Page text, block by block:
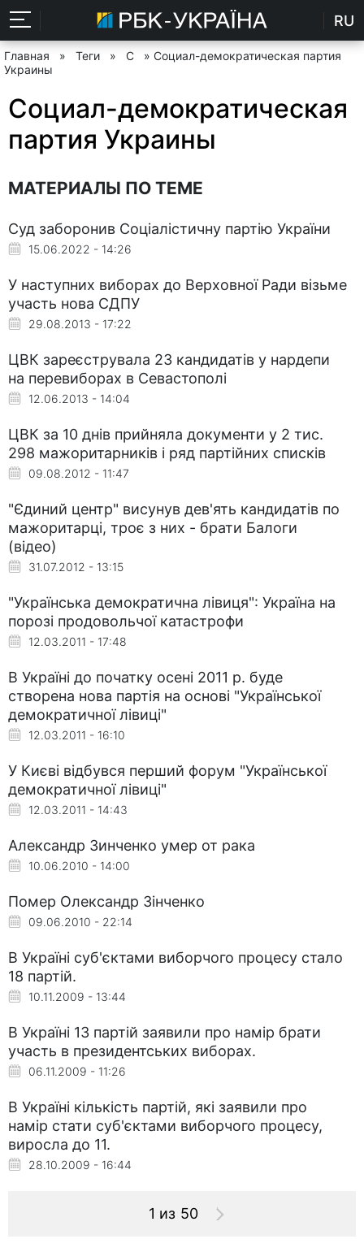
RU
Главная » Теги » С
» Социал-демократическая партия
Украины
Социал-демократическая
партия Украины
МАТЕРИАЛЫ ПО ТЕМЕ
Суд заборонив Соціалістичну партію України
15.06.2022 - 14:26
У наступних виборах до Верховної Ради візьме
участь нова СДПУ
29.08.2013 - 17:22
ЦВК зареєструвала 23 кандидатів у нардепи
на перевиборах в Севастополі
12.06.2013 - 14:04
ЦВК за 10 днів прийняла документи у 2 тис.
298 мажоритарників і ряд партійних списків
09.08.2012 - 11:47
"Єдиний центр" висунув дев'ять кандидатів по
мажоритарці, троє з них - брати Балоги
(відео)
31.07.2012 - 13:15
"Українська демократична лівиця": Україна на
порозі продовольчої катастрофи
12.03.2011 - 17:48
В Україні до початку осені 2011 р. буде
створена нова партія на основі "Української
демократичної лівиці"
12.03.2011 - 16:10
У Києві відбувся перший форум "Української
демократичної лівиці"
12.03.2011 - 14:43
Александр Зинченко умер от рака
10.06.2010 - 14:00
Помер Олександр Зінченко
09.06.2010 - 22:14
В Україні суб'єктами виборчого процесу стало
18 партій.
10.11.2009 - 13:44
В Україні 13 партій заявили про намір брати
участь в президентських виборах.
06.11.2009 - 11:26
В Україні кількість партій, які заявили про
намір стати суб'єктами виборчого процесу,
виросла до 11.
28.10.2009 - 16:44
1 из 50